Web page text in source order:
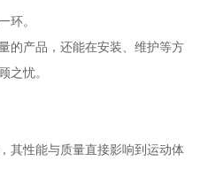
环。
的产品，还能在安装、维护等方
之忧。
其性能与质量直接影响到运动体